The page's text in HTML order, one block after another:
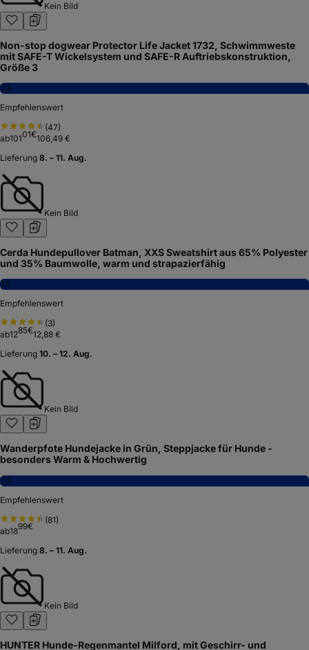
Kein Bild
Non-stop dogwear Protector Life Jacket 1732, Schwimmweste
mit SAFE-T Wickelsystem und SAFE-R Auftriebskonstruktion,
Größe 3
7,8
Empfehlenswert
(47)
ab10101€106,49 €
Lieferung 8. – 11. Aug.
Kein Bild
Cerda Hundepullover Batman, XXS Sweatshirt aus 65% Polyester
und 35% Baumwolle, warm und strapazierfähig
7,5
Empfehlenswert
(3)
ab1285€12,88 €
Lieferung 10. – 12. Aug.
Kein Bild
Wanderpfote Hundejacke in Grün, Steppjacke für Hunde -
besonders Warm & Hochwertig
7,5
Empfehlenswert
(81)
ab1899€
Lieferung 8. – 11. Aug.
Kein Bild
HUNTER Hunde-Regenmantel Milford, mit Geschirr- und